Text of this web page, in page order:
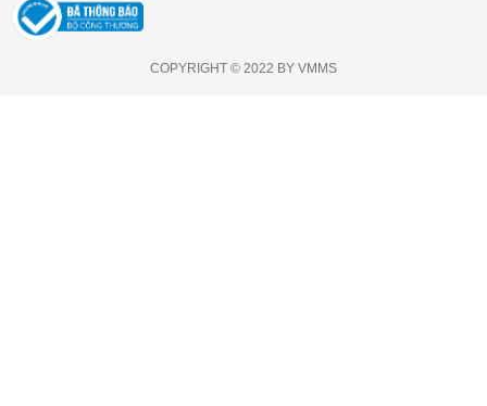
COPYRIGHT © 2022 BY VMMS